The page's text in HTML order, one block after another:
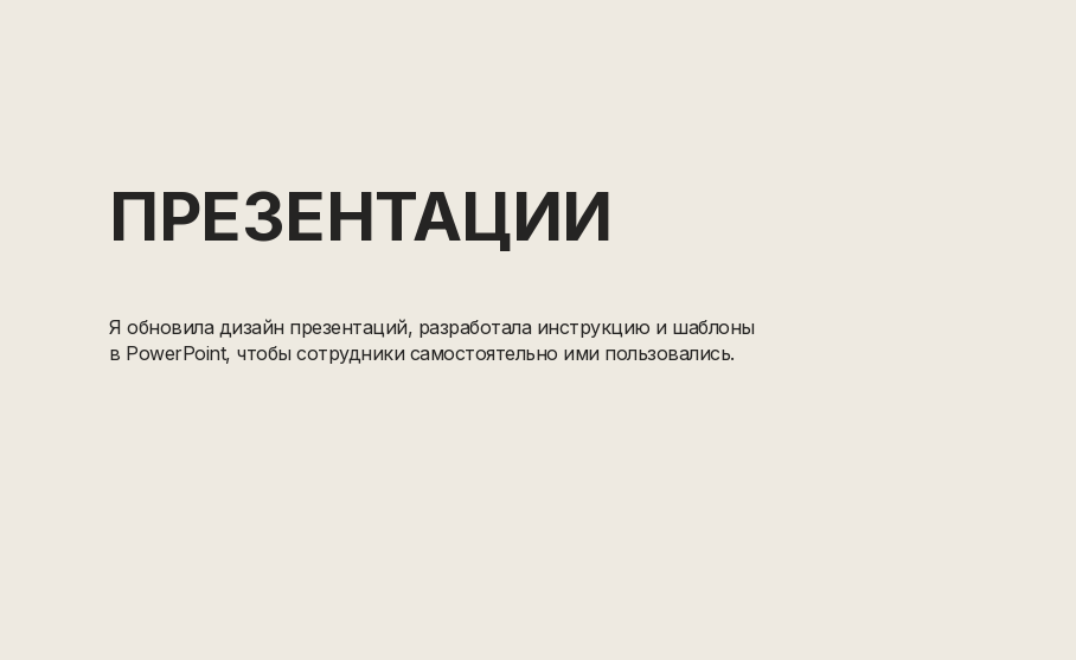
ПРЕЗЕНТАЦИИ
Я обновила дизайн презентаций, разработала инструкцию и шаблоны
в PowerPoint, чтобы сотрудники самостоятельно ими пользовались.